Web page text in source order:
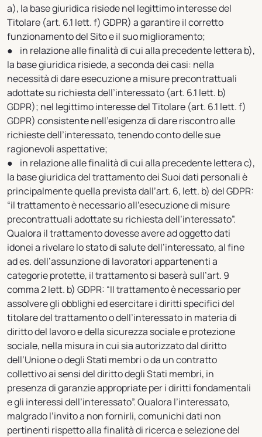
a), la base giuridica risiede nel legittimo interesse del
Titolare (art. 6.1 lett. f) GDPR) a garantire il corretto
funzionamento del Sito e il suo miglioramento;
● in relazione alle finalità di cui alla precedente lettera b),
la base giuridica risiede, a seconda dei casi: nella
necessità di dare esecuzione a misure precontrattuali
adottate su richiesta dell’interessato (art. 6.1 lett. b)
GDPR); nel legittimo interesse del Titolare (art. 6.1 lett. f)
GDPR) consistente nell’esigenza di dare riscontro alle
richieste dell’interessato, tenendo conto delle sue
ragionevoli aspettative;
● in relazione alle finalità di cui alla precedente lettera c),
la base giuridica del trattamento dei Suoi dati personali è
principalmente quella prevista dall’art. 6, lett. b) del GDPR:
“il trattamento è necessario all’esecuzione di misure
precontrattuali adottate su richiesta dell’interessato”.
Qualora il trattamento dovesse avere ad oggetto dati
idonei a rivelare lo stato di salute dell’interessato, al fine
ad es. dell’assunzione di lavoratori appartenenti a
categorie protette, il trattamento si baserà sull’art. 9
comma 2 lett. b) GDPR: “Il trattamento è necessario per
assolvere gli obblighi ed esercitare i diritti specifici del
titolare del trattamento o dell’interessato in materia di
diritto del lavoro e della sicurezza sociale e protezione
sociale, nella misura in cui sia autorizzato dal diritto
dell’Unione o degli Stati membri o da un contratto
collettivo ai sensi del diritto degli Stati membri, in
presenza di garanzie appropriate per i diritti fondamentali
e gli interessi dell’interessato”. Qualora l’interessato,
malgrado l’invito a non fornirli, comunichi dati non
pertinenti rispetto alla finalità di ricerca e selezione del